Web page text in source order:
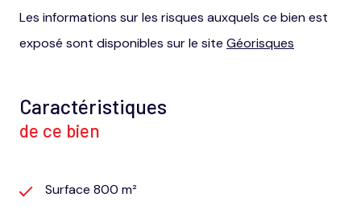
Les informations sur les risques auxquels ce bien est
exposé sont disponibles sur le site Géorisques
Caractéristiques
de ce bien
Surface 800 m²